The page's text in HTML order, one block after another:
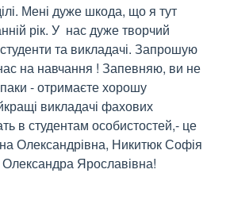
Мені дуже шкода, що я тут
рік. У  нас дуже творчий
та викладачі. Запрошую
на навчання ! Запевняю, ви не
- отримаєте хорошу
викладачі фахових
в студентам особистостей,- це
Олександрівна, Никитюк Софія
Ярославівна!